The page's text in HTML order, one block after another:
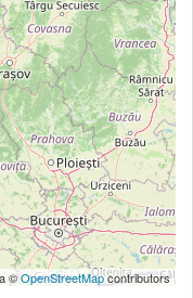
©OpenStreetMapcontributors